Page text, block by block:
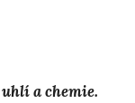
a chemie.